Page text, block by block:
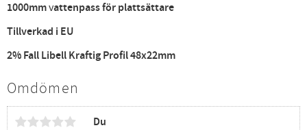
1000mmvattenpass för plattsättare
Tillverkad i EU
2% Fall LibellKraftig Profil 48x22mm
Omdömen
Du